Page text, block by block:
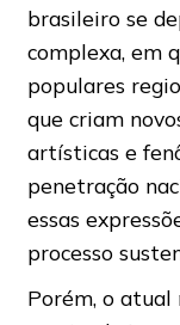
brasileiro se
complexa, em
populares
que criam
artísticas e
penetração
essas
processo
Porém, o